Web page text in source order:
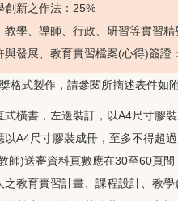
創新之作法：25%
教學、導師、行政、研習等實習
與發展、教育實習檔案(心得)簽證
格式製作，請參閱所摘述表件如
橫書，左邊裝訂，以A4尺寸膠裝
以A4尺寸膠裝成冊，至多不得超
師)送審資料頁數應在30至60頁
之教育實習計畫、課程設計、教